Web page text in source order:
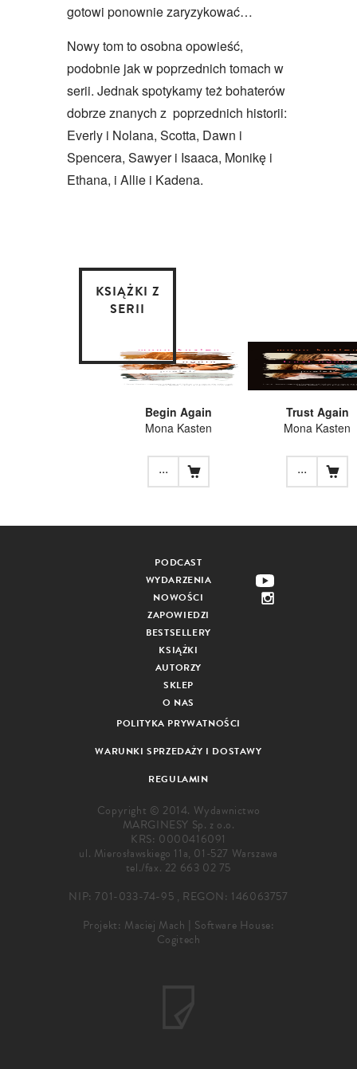
gotowi ponownie zaryzykować…
Nowy tom to osobna opowieść,
podobnie jak w poprzednich tomach w
serii. Jednak spotykamy też bohaterów
dobrze znanych z poprzednich historii:
Everly i Nolana, Scotta, Dawn i
Spencera, Sawyer i Isaaca, Monikę i
Ethana, i Allie i Kadena.
KSIĄŻKI Z
SERII
Begin Again
Mona Kasten
...
Trust Again
Mona Kasten
...
PODCAST
WYDARZENIA
NOWOŚCI
ZAPOWIEDZI
BESTSELLERY
KSIĄŻKI
AUTORZY
SKLEP
O NAS
POLITYKA PRYWATNOŚCI
WARUNKI SPRZEDAŻY I DOSTAWY
REGULAMIN
Copyright © 2014. Wydawnictwo
MARGINESY Sp. z o.o.
KRS: 0000416091
ul. Mierosławskiego 11a, 01-527 Warszawa
tel./fax. 22 663 02 75
NIP: 701-033-74-95 , REGON: 146063757
Projekt: Maciej Mach | Software House:
Cogitech